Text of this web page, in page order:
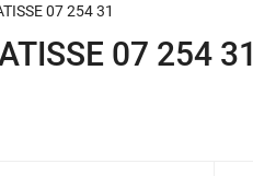
07 254 31
07 254 31